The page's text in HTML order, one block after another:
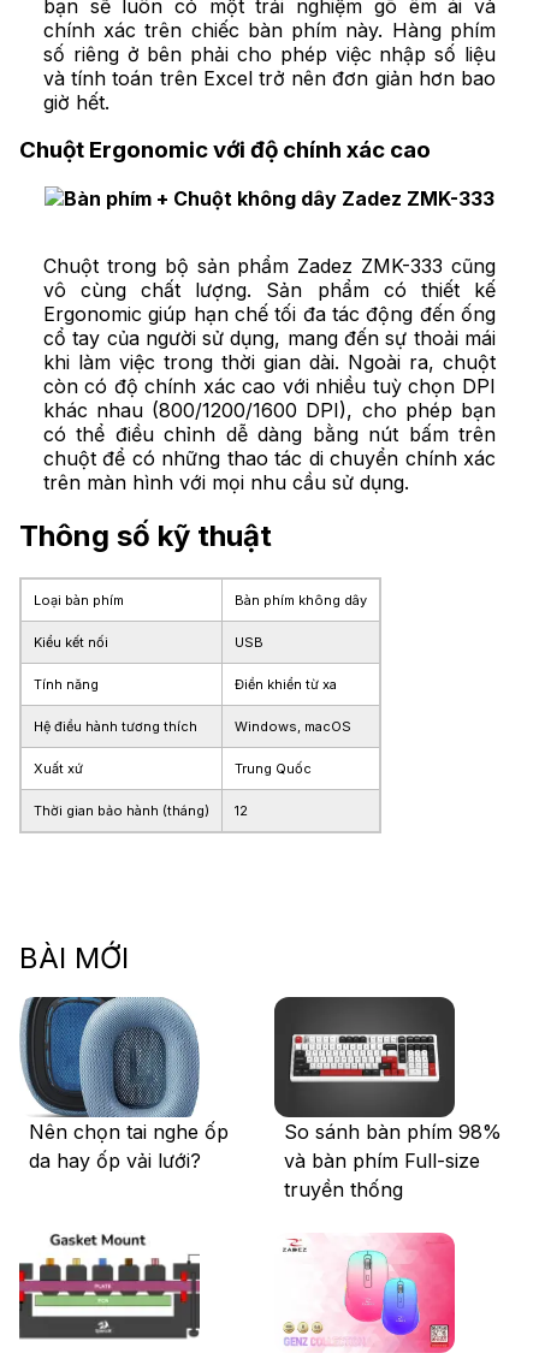
bạn sẽ luôn có một trải nghiệm gõ êm ái và
chính xác trên chiếc bàn phím này. Hàng phím
số riêng ở bên phải cho phép việc nhập số liệu
và tính toán trên Excel trở nên đơn giản hơn bao
giờ hết.
Chuột Ergonomic với độ chính xác cao
Chuột trong bộ sản phẩm Zadez ZMK-333 cũng
vô cùng chất lượng. Sản phẩm có thiết kế
Ergonomic giúp hạn chế tối đa tác động đến ống
cổ tay của người sử dụng, mang đến sự thoải mái
khi làm việc trong thời gian dài. Ngoài ra, chuột
còn có độ chính xác cao với nhiều tuỳ chọn DPI
khác nhau (800/1200/1600 DPI), cho phép bạn
có thể điều chỉnh dễ dàng bằng nút bấm trên
chuột để có những thao tác di chuyển chính xác
trên màn hình với mọi nhu cầu sử dụng.
Thông số kỹ thuật
Loại bàn phím Bàn phím không dây
Kiểu kết nối USB
Tính năng Điền khiển từ xa
Hệ điều hành tương thích Windows, macOS
Xuất xứ Trung Quốc
Thời gian bảo hành (tháng) 12
BÀI MỚI
Nên chọn tai nghe ốp
da hay ốp vải lưới?
So sánh bàn phím 98%
và bàn phím Full-size
truyền thống